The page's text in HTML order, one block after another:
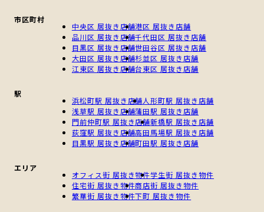
市区町村
中央区 居抜き店舗港区 居抜き店舗
品川区 居抜き店舗千代田区 居抜き店舗
目黒区 居抜き店舗世田谷区 居抜き店舗
大田区 居抜き店舗杉並区 居抜き店舗
江東区 居抜き店舗台東区 居抜き店舗
駅
浜松町駅 居抜き店舗人形町駅 居抜き店舗
浅草駅 居抜き店舗蒲田駅 居抜き店舗
門前仲町駅 居抜き店舗新橋駅 居抜き店舗
荻窪駅 居抜き店舗高田馬場駅 居抜き店舗
目黒駅 居抜き店舗町田駅 居抜き店舗
エリア
オフィス街 居抜き物件学生街 居抜き物件
住宅街 居抜き物件商店街 居抜き物件
繁華街 居抜き物件下町 居抜き物件